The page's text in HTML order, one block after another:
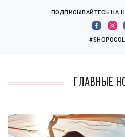
ПОДПИСЫВАЙТЕСЬ НА
Главные